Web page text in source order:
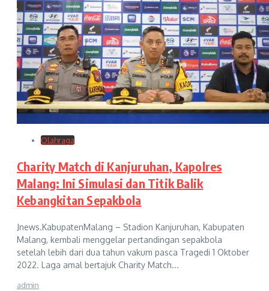
Olahraga
Charity Match di Kanjuruhan, Kapolres
Malang: Ini Simulasi dan Titik Balik
Kebangkitan Sepakbola
Jnews.KabupatenMalang – Stadion Kanjuruhan, Kabupaten
Malang, kembali menggelar pertandingan sepakbola
setelah lebih dari dua tahun vakum pasca Tragedi 1 Oktober
2022. Laga amal bertajuk Charity Match...
admin